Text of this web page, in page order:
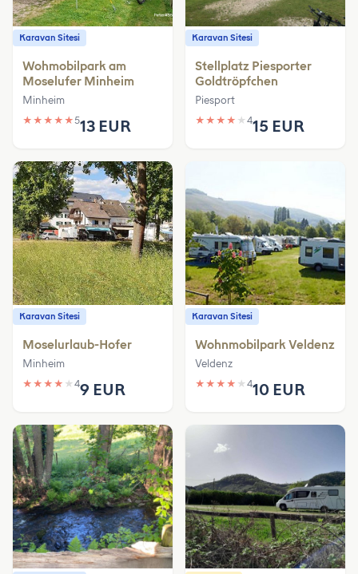
Karavan Sitesi
Wohmobilpark am
Moselufer Minheim
Minheim
★ ★ ★ ★ ★513 EUR
Karavan Sitesi
Stellplatz Piesporter
Goldtröpfchen
Piesport
★ ★ ★ ★ ★ 415 EUR
Karavan Sitesi
Moselurlaub-Hofer
Minheim
★ ★ ★ ★ ★ 49 EUR
Karavan Sitesi
Wohnmobilpark Veldenz
Veldenz
★ ★ ★ ★ ★ 410 EUR